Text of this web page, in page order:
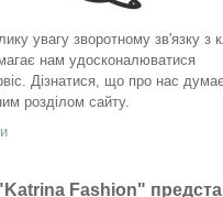
увагу зворотному зв'язку з
нам удосконалюватися
Дізнатися, що про нас
розділом сайту.
Fashion"